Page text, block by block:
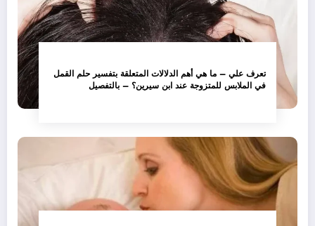
تعرف علي – ما هي أهم الدلالات المتعلقة بتفسير حلم القمل
في الملابس للمتزوجة عند ابن سيرين؟ – بالتفصيل